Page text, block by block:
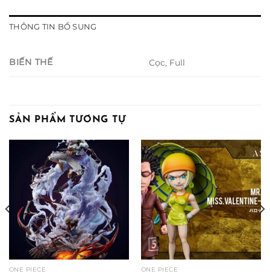
THÔNG TIN BỔ SUNG
BIẾN THẾ Cọc, Full
SẢN PHẨM TƯƠNG TỰ
ONE PIECE ONE PIECE
₫
₫